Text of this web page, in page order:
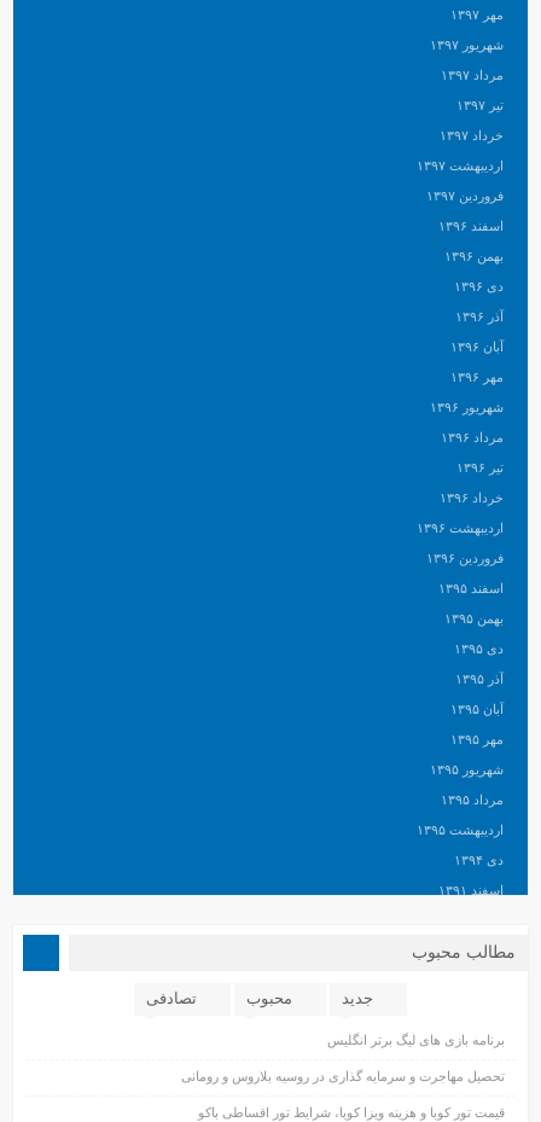
مهر ۱۳۹۷
شهریور ۱۳۹۷
مرداد ۱۳۹۷
تیر ۱۳۹۷
خرداد ۱۳۹۷
اردیبهشت ۱۳۹۷
فروردین ۱۳۹۷
اسفند ۱۳۹۶
بهمن ۱۳۹۶
دی ۱۳۹۶
آذر ۱۳۹۶
آبان ۱۳۹۶
مهر ۱۳۹۶
شهریور ۱۳۹۶
مرداد ۱۳۹۶
تیر ۱۳۹۶
خرداد ۱۳۹۶
اردیبهشت ۱۳۹۶
فروردین ۱۳۹۶
اسفند ۱۳۹۵
بهمن ۱۳۹۵
دی ۱۳۹۵
آذر ۱۳۹۵
آبان ۱۳۹۵
مهر ۱۳۹۵
شهریور ۱۳۹۵
مرداد ۱۳۹۵
اردیبهشت ۱۳۹۵
دی ۱۳۹۴
اسفند ۱۳۹۱
مطالب محبوب
جدید محبوب تصادفی
برنامه بازی های لیگ برتر انگلیس
تحصیل مهاجرت و سرمایه گذاری در روسیه بلاروس و رومانی
قیمت تور کوبا و هزینه ویزا کوبا، شرایط تور اقساطی باکو